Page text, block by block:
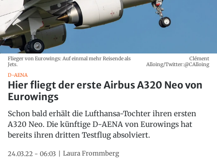
Flieger von Eurowings: Auf einmal mehr Reisende als
Jets.
Clément
Alloing/Twitter:@CAlloing
D-AENA
Hier fliegt der erste Airbus A320 Neo von
Eurowings
Schon bald erhält die Lufthansa-Tochter ihren ersten
A320 Neo. Die künftige D-AENA von Eurowings hat
bereits ihren dritten Testflug absolviert.
24.03.22 - 06:03 Laura Frommberg